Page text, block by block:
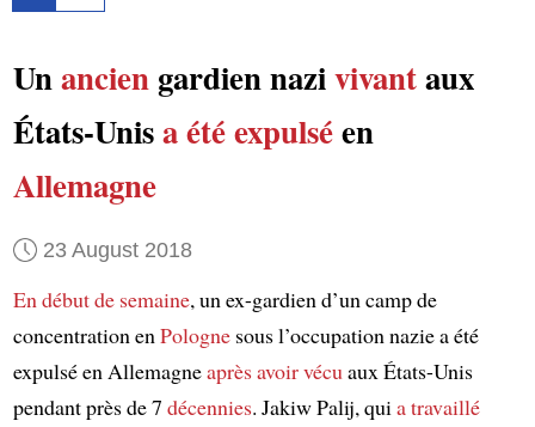
Unanciengardien nazivivantaux
États-Unisa été expulséen
Allemagne
23 August 2018
En début de semaine, un ex-gardien d’un camp de
concentration enPolognesous l’occupation nazie a été
expulsé en Allemagneaprès avoir vécuaux États-Unis
pendant près de 7 décennies. Jakiw Palij, quia travaillé